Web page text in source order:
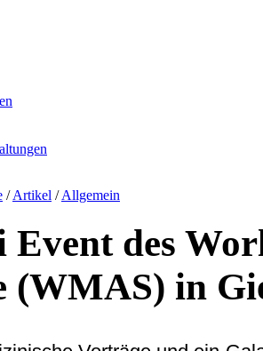
/Artikel /Allgemein
Event des
(WMAS) in